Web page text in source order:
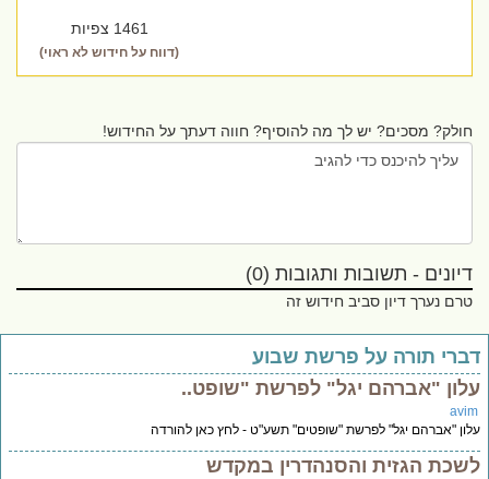
1461 צפיות
(דווח על חידוש לא ראוי)
חולק? מסכים? יש לך מה להוסיף? חווה דעתך על החידוש!
דיונים - תשובות ותגובות (0)
טרם נערך דיון סביב חידוש זה
תורה על פרשת שבוע
"אברהם יגל" לפרשת "שופט..
"אברהם יגל" לפרשת "שופטים" תשע"ט - לחץ כאן להורדה
הגזית והסנהדרין במקדש